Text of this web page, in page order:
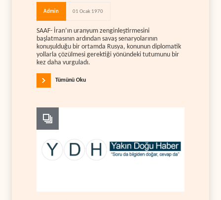
Admin 01 Ocak 1970
SAAF- İran’ın uranyum zenginleştirmesini
başlatmasının ardından savaş senaryolarının
konuşulduğu bir ortamda Rusya, konunun diplomatik
yollarla çözülmesi gerektiği yönündeki tutumunu bir
kez daha vurguladı.
Tümünü Oku